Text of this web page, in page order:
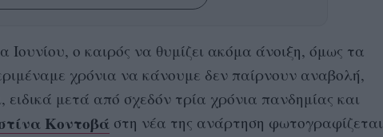
Ιουνίου, ο καιρός να θυμίζει ακόμα άνοιξη, όμως τα
χρόνια να κάνουμε δεν παίρνουν αναβολή,
ειδικά μετά από σχεδόν τρία χρόνια πανδημίας και
Κοντοβάστη νέα της ανάρτηση φωτογραφίζεται